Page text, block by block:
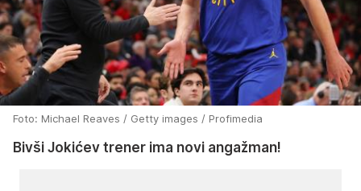
Foto: Michael Reaves / Getty images / Profimedia
Bivši Jokićev trener ima novi angažman!